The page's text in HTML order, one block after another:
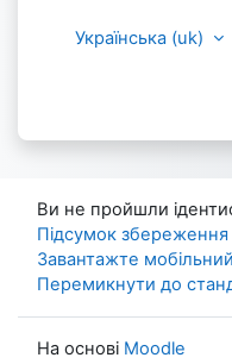
Українська ‎(uk)‎
Ви не пройшли
Підсумок збереження
Завантажте
Перемикнути до
На основі Moodle